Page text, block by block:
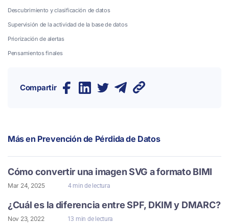
Descubrimiento y clasificación de datos
Supervisión de la actividad de la base de datos
Priorización de alertas
Pensamientos finales
Compartir
Más en Prevención de Pérdida de Datos
Cómo convertir una imagen SVG a formato BIMI
Mar 24, 2025 4 min de lectura
¿Cuál es la diferencia entre SPF, DKIM y DMARC?
Nov 23, 2022 13 min de lectura